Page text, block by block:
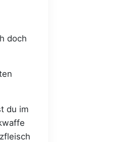
doch
du im